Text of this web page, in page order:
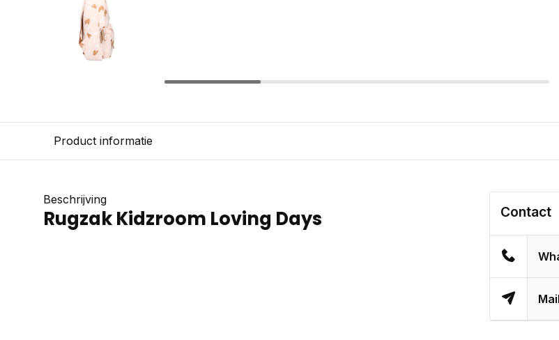
Product informatie
Beschrijving
Rugzak Kidzroom Loving Days Contact
Mail